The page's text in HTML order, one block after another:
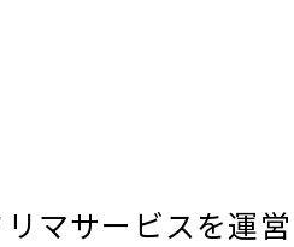
マサービスを運